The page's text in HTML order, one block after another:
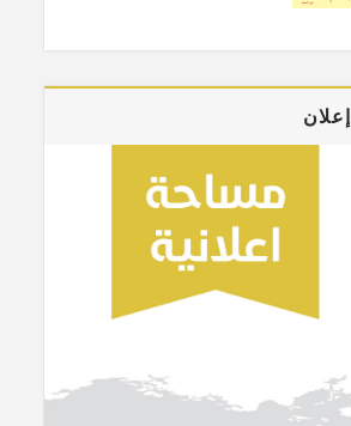
إعلان